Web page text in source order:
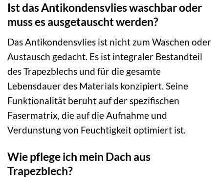
Ist das Antikondensvlies waschbar oder
muss es ausgetauscht werden?
Das Antikondensvlies ist nicht zum Waschen oder
Austausch gedacht. Es ist integraler Bestandteil
des Trapezblechs und für die gesamte
Lebensdauer des Materials konzipiert. Seine
Funktionalität beruht auf der spezifischen
Fasermatrix, die auf die Aufnahme und
Verdunstung von Feuchtigkeit optimiert ist.
Wie pflege ich mein Dach aus
Trapezblech?